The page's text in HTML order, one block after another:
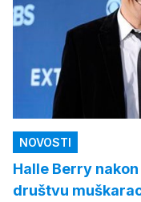
NOVOSTI
Halle Berry
društvu